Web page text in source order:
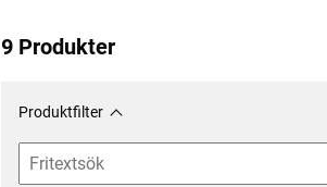
9 Produkter
Produktfilter